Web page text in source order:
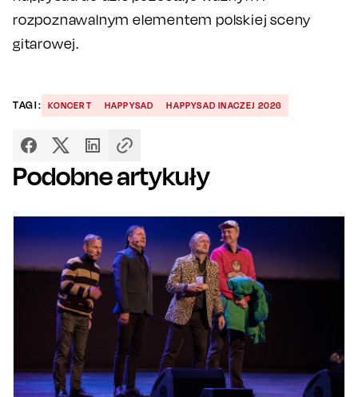
rozpoznawalnym elementem polskiej sceny
gitarowej.
TAGI: KONCERT HAPPYSAD HAPPYSAD INACZEJ 2026
Podobne artykuły